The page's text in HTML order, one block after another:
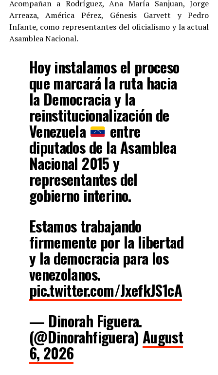
Acompañan a Rodríguez, Ana María Sanjuan, Jorge
Arreaza, América Pérez, Génesis Garvett y Pedro
Infante, como representantes del oficialismo y la actual
Asamblea Nacional.
Hoy instalamos el proceso
que marcará la ruta hacia
la Democracia y la
reinstitucionalización de
Venezuela entre
diputados de la Asamblea
Nacional 2015 y
representantes del
gobierno interino.
Estamos trabajando
firmemente por la libertad
y la democracia para los
venezolanos.
pic.twitter.com/JxefkJS1cA
— Dinorah Figuera.
(@Dinorahfiguera) August
6, 2026